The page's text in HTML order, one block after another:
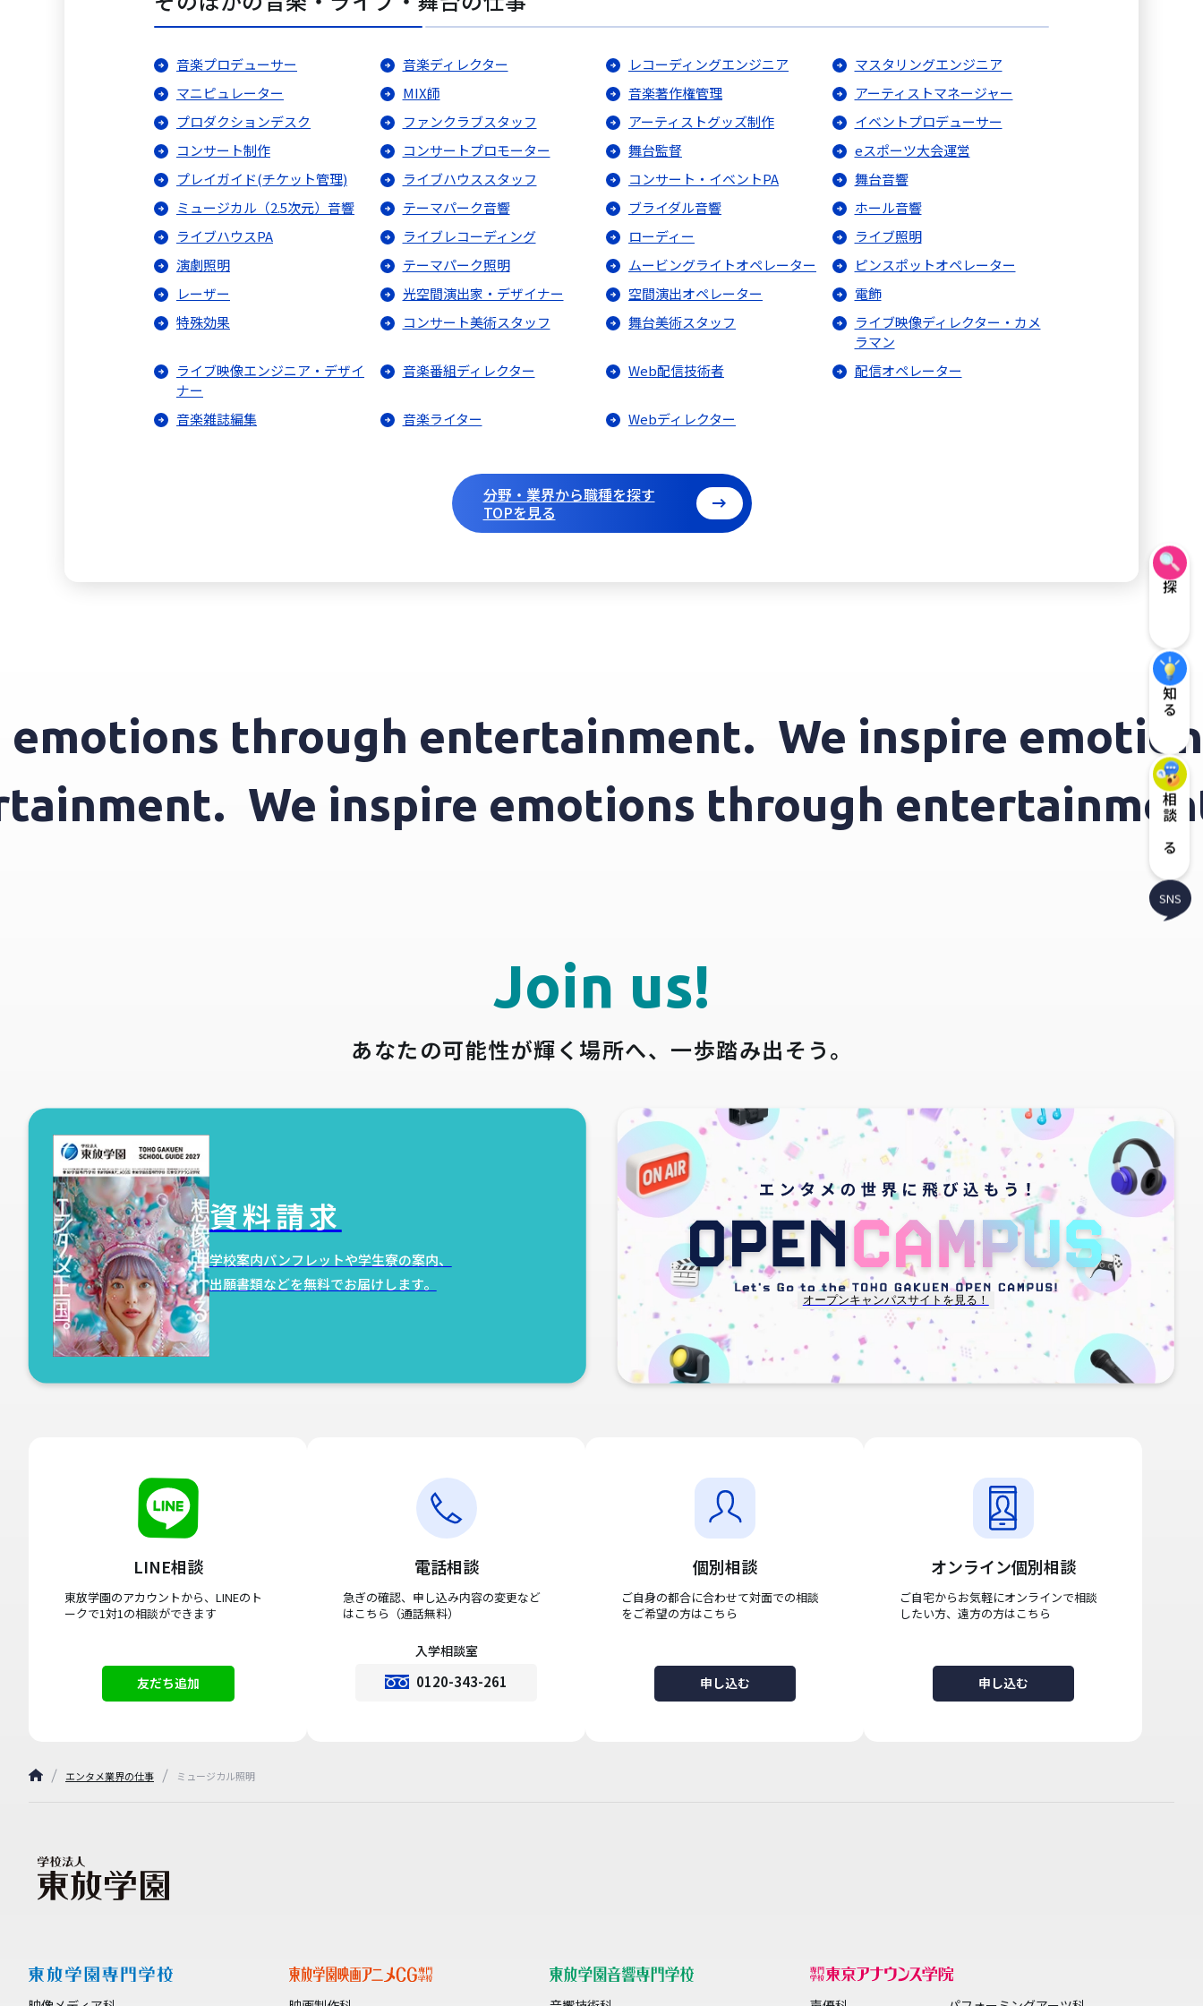
音楽プロデューサー 音楽ディレクター レコーディングエンジニア
マスタリングエンジニア
マニピュレーター
MIX師 音楽著作権管理
アーティストマネージャー
プロダクションデスク
ファンクラブスタッフ アーティストグッズ制作
イベントプロデューサー
コンサート制作
コンサートプロモーター 舞台監督
eスポーツ大会運営
プレイガイド(チケット管理)
ライブハウススタッフ コンサート・イベントPA
舞台音響
ミュージカル（2.5次元）音響
テーマパーク音響 ブライダル音響
ホール音響
ライブハウスPA
ライブレコーディング ローディー
ライブ照明
演劇照明
テーマパーク照明 ムービングライトオペレーター
ピンスポットオペレーター
レーザー
光空間演出家・デザイナー 空間演出オペレーター
電飾
特殊効果
コンサート美術スタッフ 舞台美術スタッフ
ライブ映像ディレクター・カメ
ラマン
ライブ映像エンジニア・デザイ
ナー
音楽番組ディレクター Web配信技術者 配信オペレーター
音楽雑誌編集 音楽ライター Webディレクター
分野・業界から職種を探す
TOPを見る
探す
知る
相談する
SNS
through entertainment. We inspire
We inspire emotions through
Join us!
あなたの可能性が輝く場所へ、 一歩踏み出そう。
資料請求
学校案内パンフレットや学生寮の案内、
出願書類などを無料でお届けします。
オープンキャンパスサイトを見る！
LINE相談
東放学園のアカウントから、LINEのト
ークで1対1の相談ができます
友だち追加
電話相談
急ぎの確認、申し込み内容の変更など
はこちら（通話無料）
入学相談室
0120-343-261
個別相談
ご自身の都合に合わせて対面での相談
をご希望の方はこちら
申し込む
オンライン個別相談
ご自宅からお気軽にオンラインで相談
したい方、遠方の方はこちら
申し込む
エンタメ業界の仕事 ミュージカル照明